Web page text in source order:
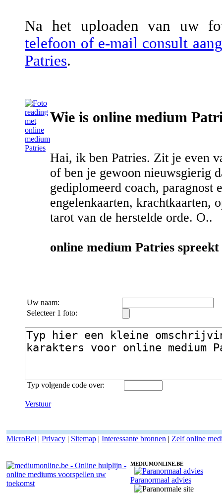
Na het uploaden van uw
telefoon of e-mail consult
Patries.
Wie is online medium
Hai, ik ben Patries. Zit je even
of ben je gewoon nieuwsgierig
gediplomeerd coach, paragnost
engelenkaarten, krachtkaarten,
tarot van de herstelde orde. O..
online medium Patries
Uw naam:
Selecteer 1 foto:
Typ volgende code over:
Verstuur
MicroBel | Privacy | Sitemap | Interessante bronnen | Zelf online
MEDIUMONLINE.BE
Paranormaal advies